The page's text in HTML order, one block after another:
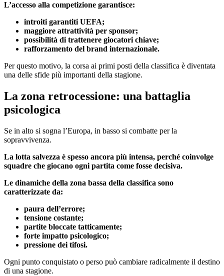
L’accesso alla competizione garantisce:
introiti garantiti UEFA;
maggiore attrattività per sponsor;
possibilità di trattenere giocatori chiave;
rafforzamento del brand internazionale.
Per questo motivo, la corsa ai primi posti della classifica è diventata
una delle sfide più importanti della stagione.
La zona retrocessione: una battaglia
psicologica
Se in alto si sogna l’Europa, in basso si combatte per la
sopravvivenza.
La lotta salvezza è spesso ancora più intensa, perché coinvolge
squadre che giocano ogni partita come fosse decisiva.
Le dinamiche della zona bassa della classifica sono
caratterizzate da:
paura dell’errore;
tensione costante;
partite bloccate tatticamente;
forte impatto psicologico;
pressione dei tifosi.
Ogni punto conquistato o perso può cambiare radicalmente il destino
di una stagione.